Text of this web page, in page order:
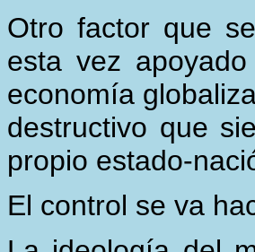
Otro factor que
esta vez
economía
destructivo que
propio estado-
El control se va